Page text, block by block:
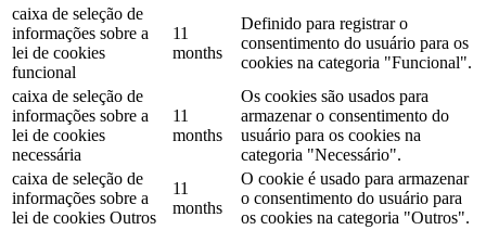
caixa de seleção de
informações sobre a
lei de cookies
funcional
11
months
Definido para registrar o
consentimento do usuário para os
cookies na categoria "Funcional".
caixa de seleção de
informações sobre a
lei de cookies
necessária
11
months
Os cookies são usados ​​para
armazenar o consentimento do
usuário para os cookies na
categoria "Necessário".
caixa de seleção de
informações sobre a
lei de cookies Outros
11
months
O cookie é usado para armazenar
o consentimento do usuário para
os cookies na categoria "Outros".